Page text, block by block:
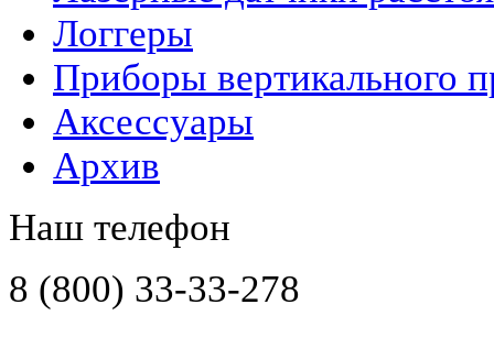
Логгеры
Приборы вертикального
Аксессуары
Архив
Наш телефон
8 (800) 33-33-278